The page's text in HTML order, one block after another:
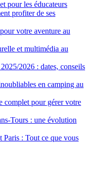
pour les éducateurs
profiter de ses
votre aventure au
et multimédia au
2026 : dates, conseils
en camping au
complet pour gérer votre
Tours : une évolution
: Tout ce que vous